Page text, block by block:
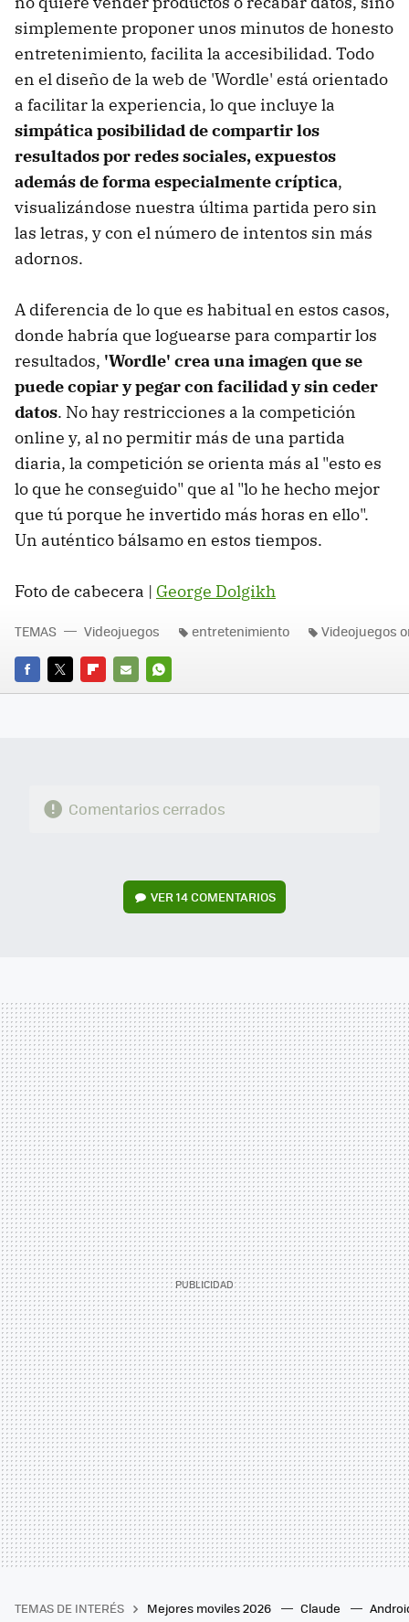
simplemente proponer unos minutos de honesto
entretenimiento, facilita la accesibilidad. Todo
en el diseño de la web de 'Wordle' está orientado
a facilitar la experiencia, lo que incluye la
simpática posibilidad de compartir los
resultados por redes sociales, expuestos
además de forma especialmente críptica,
visualizándose nuestra última partida pero sin
las letras, y con el número de intentos sin más
adornos.
A diferencia de lo que es habitual en estos casos,
donde habría que loguearse para compartir los
resultados, 'Wordle' crea una imagen que se
puede copiar y pegar con facilidad y sin ceder
datos. No hay restricciones a la competición
online y, al no permitir más de una partida
diaria, la competición se orienta más al "esto es
lo que he conseguido" que al "lo he hecho mejor
que tú porque he invertido más horas en ello".
Un auténtico bálsamo en estos tiempos.
Foto de cabecera | George Dolgikh
FACEBOOK
TWITTERFLIPBOARD
E-
WHATSAPP
TEMAS Videojuegos entretenimiento Videojuegos
Comentarios cerrados
VER14 COMENTARIOS
TEMAS DE INTERÉS Mejores moviles 2026 Claude